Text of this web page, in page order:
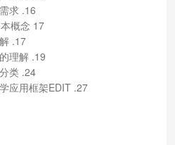
求 .16
概念 17
.17
理解 .19
类 .24
应用框架EDIT .27